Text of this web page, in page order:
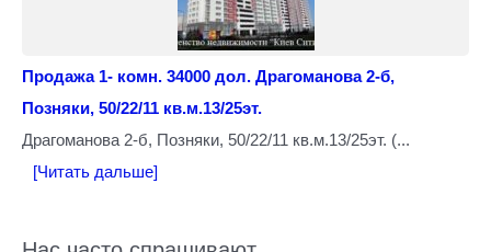
Продажа 1- комн. 34000 дол. Драгоманова 2-б,
Позняки, 50/22/11 кв.м.13/25эт.
Драгоманова 2-б, Позняки, 50/22/11 кв.м.13/25эт. (...
[Читать дальше]